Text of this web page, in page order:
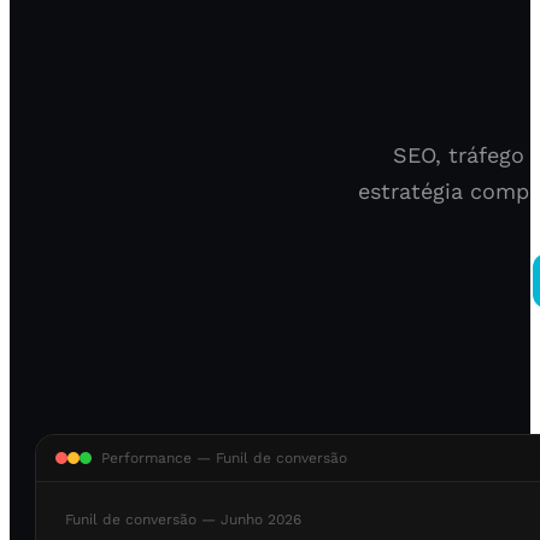
SEO, tráfego
estratégia
Performance — Funil de conversão
Funil de conversão — Junho 2026